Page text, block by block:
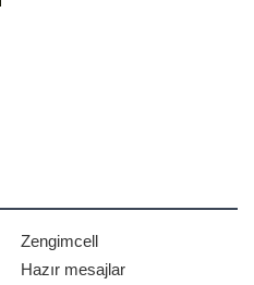
Zengimcell
Hazır mesajlar